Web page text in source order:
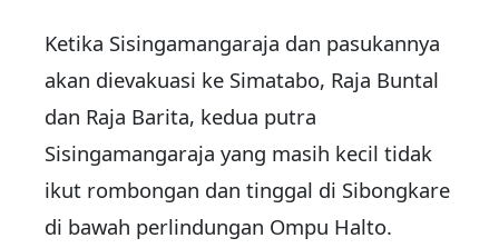
Ketika Sisingamangaraja dan pasukannya
akan dievakuasi ke Simatabo, Raja Buntal
dan Raja Barita, kedua putra
Sisingamangaraja yang masih kecil tidak
ikut rombongan dan tinggal di Sibongkare
di bawah perlindungan Ompu Halto.